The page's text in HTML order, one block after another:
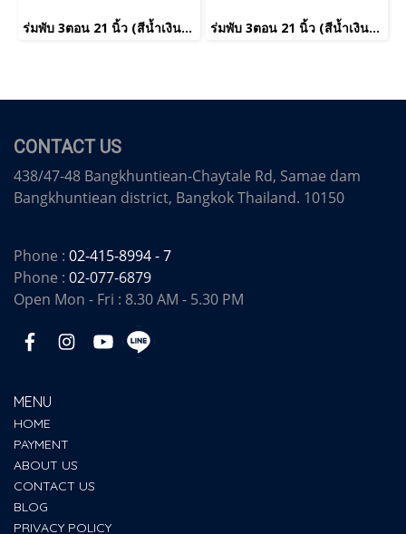
ร่มพับ 3ตอน 21 นิ้ว (สีน้ำเงิน)(copy)(copy)(copy)(copy)(copy)(copy)(copy)(copy)(copy)(copy)(copy)(copy)(copy)(copy)(copy)(copy)(copy) ร่มพับ 3ตอน 21 นิ้ว (สีน้ำเงิน)(copy)(copy)(copy)(copy)(copy)(copy)(copy)(copy)(copy)(copy)(copy)(copy)(copy)(copy)(copy)(copy)
CONTACT US
438/47-48 Bangkhuntiean-Chaytale Rd, Samae dam
Bangkhuntiean district, Bangkok Thailand. 10150
Phone : 02-415-8994 - 7
Phone : 02-077-6879
Open Mon - Fri : 8.30 AM - 5.30 PM
MENU
HOME
PAYMENT
ABOUT US
CONTACT US
BLOG
PRIVACY POLICY